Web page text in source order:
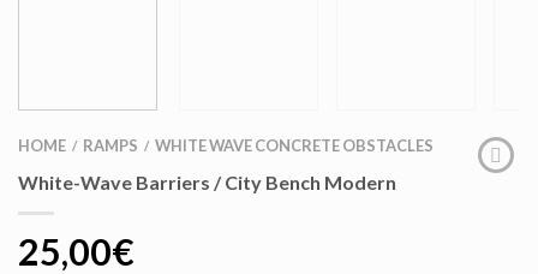
HOME / RAMPS / WHITE WAVE CONCRETE OBSTACLES
White-Wave Barriers / City Bench Modern
25,00€